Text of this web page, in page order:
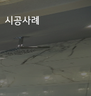
시공사례